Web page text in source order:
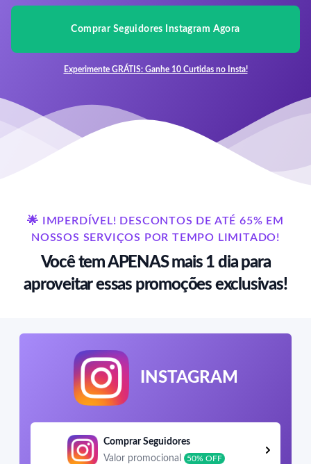
Comprar Seguidores Instagram Agora
Experimente GRÁTIS: Ganhe 10 Curtidas no Insta!
🌟 IMPERDÍVEL! DESCONTOS DE ATÉ 65% EM
NOSSOS SERVIÇOS POR TEMPO LIMITADO!
Você tem APENAS mais 1 dia para
aproveitar essas promoções exclusivas!
INSTAGRAM
Comprar Seguidores
Valor promocional
50% OFF